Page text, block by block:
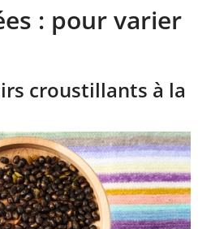
: pour varier
croustillants à la